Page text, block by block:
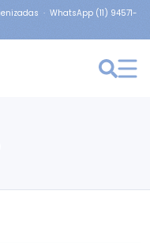
· WhatsApp (11) 94571-